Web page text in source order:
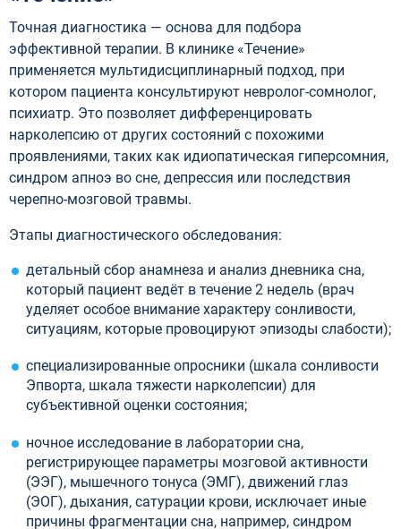
Точная диагностика — основа для подбора
эффективной терапии. В клинике «Течение»
применяется мультидисциплинарный подход, при
котором пациента консультируют невролог-сомнолог,
психиатр. Это позволяет дифференцировать
нарколепсию от других состояний с похожими
проявлениями, таких как идиопатическая гиперсомния,
синдром апноэ во сне, депрессия или последствия
черепно-мозговой травмы.
Этапы диагностического обследования:
детальный сбор анамнеза и анализ дневника сна,
который пациент ведёт в течение 2 недель (врач
уделяет особое внимание характеру сонливости,
ситуациям, которые провоцируют эпизоды слабости);
специализированные опросники (шкала сонливости
Эпворта, шкала тяжести нарколепсии) для
субъективной оценки состояния;
ночное исследование в лаборатории сна,
регистрирующее параметры мозговой активности
(ЭЭГ), мышечного тонуса (ЭМГ), движений глаз
(ЭОГ), дыхания, сатурации крови, исключает иные
причины фрагментации сна, например, синдром